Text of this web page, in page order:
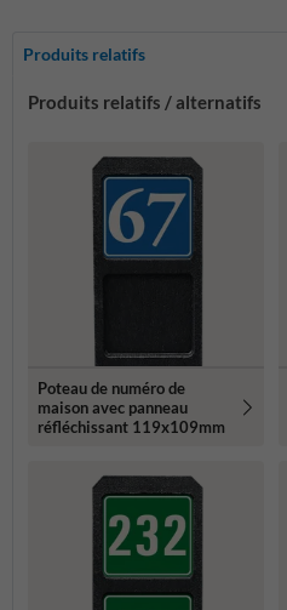
Produits relatifs
Produits relatifs / alternatifs
Poteau de numéro de
maison avec panneau
réfléchissant 119x109mm